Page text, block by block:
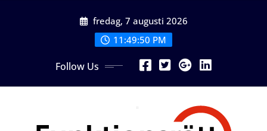
fredag, 7 augusti 2026
11:49:50 PM
Follow Us